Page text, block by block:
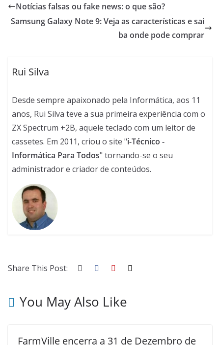
Notícias falsas ou fake news: o que são?
Samsung Galaxy Note 9: Veja as características e sai
ba onde pode comprar
Rui Silva
Desde sempre apaixonado pela Informática, aos 11
anos, Rui Silva teve a sua primeira experiência com o
ZX Spectrum +2B, aquele teclado com um leitor de
cassetes. Em 2011, criou o site "i-Técnico -
Informática Para Todos" tornando-se o seu
administrador e criador de conteúdos.
Share This Post:
You May Also Like
FarmVille encerra a 31 de Dezembro de